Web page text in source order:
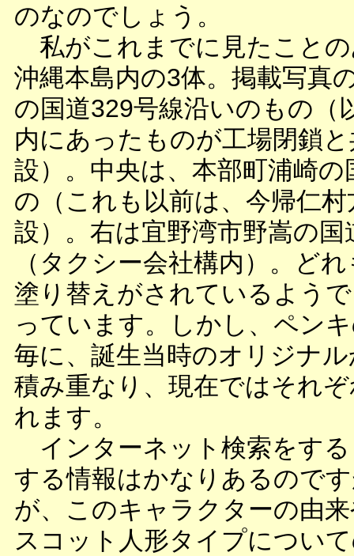
のなのでしょう。
私がこれまでに見たこと
沖縄本島内の3体。掲載写真
の国道329号線沿いのもの（
内にあったものが工場閉鎖
設）。中央は、本部町浦崎
の（これも以前は、今帰仁
設）。右は宜野湾市野嵩の
（タクシー会社構内）。ど
塗り替えがされているよう
っています。しかし、ペン
毎に、誕生当時のオリジナ
積み重なり、現在ではそれ
れます。
インターネット検索をす
する情報はかなりあるので
が、このキャラクターの由
スコット人形タイプについ